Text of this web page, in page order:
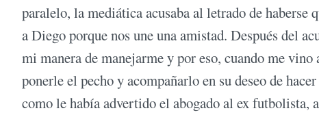
paralelo, la mediática acusaba al letrado de
a Diego porque nos une una amistad. Después del
mi manera de manejarme y por eso, cuando me
ponerle el pecho y acompañarlo en su deseo de
como le había advertido el abogado al ex